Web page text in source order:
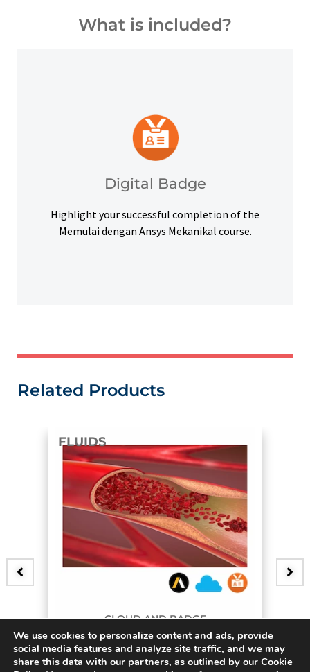
What is included?
Digital Badge
Highlight your successful completion of the
Memulai dengan Ansys Mekanikal course.
badge to highlight your credentials on social
platforms and other digital outlets.
Related Products
FLUIDS
CLOUD AND BADGE
3D Bifurcating Artery
We use cookies to personalize content and ads, provide
social media features and analyze site traffic, and we may
share this data with our partners, as outlined by our Cookie